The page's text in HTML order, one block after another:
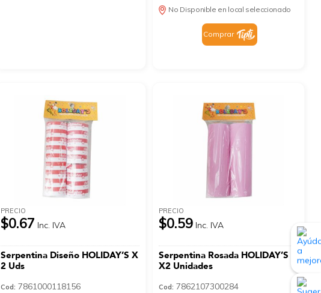
No Disponible en local seleccionado
Comprar
PRECIO
$0.67 Inc. IVA
Serpentina Diseño HOLIDAY’S X
2 Uds
Cod: 7861000118156
PRECIO
$0.59 Inc. IVA
Serpentina Rosada HOLIDAY’S
X2 Unidades
Cod: 7862107300284